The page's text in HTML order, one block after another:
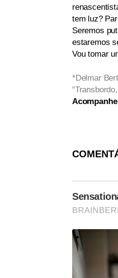
tem luz?
Seremos
estaremos
Vou tomar
*Delmar